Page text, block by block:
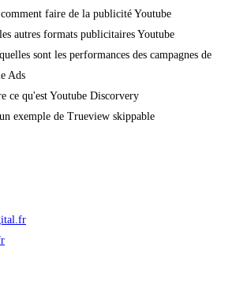
faire de la publicité Youtube
autres formats publicitaires Youtube
sont les performances des campagnes de
Ads
ce qu'est Youtube Discorvery
exemple de Trueview skippable